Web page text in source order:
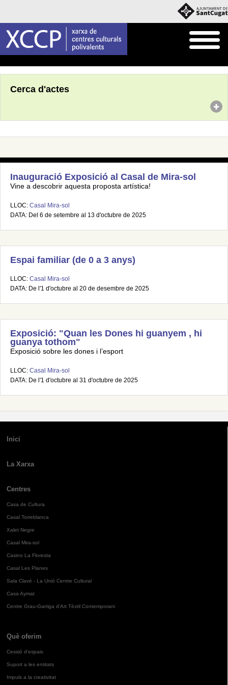
Cerca d'actes
Inauguració Exposició al Casal de Mira-sol
Vine a descobrir aquesta proposta artística!
LLOC: Casal Mira-sol
DATA: Del 6 de setembre al 13 d'octubre de 2025
Espai familiar (de 0 a 3 anys)
LLOC: Casal Mira-sol
DATA: De l'1 d'octubre al 20 de desembre de 2025
Exposició: "Quan les Dones hi guanyem , hi
guanya tothom"
Exposició sobre les dones i l’esport
LLOC: Casal Mira-sol
DATA: De l'1 d'octubre al 31 d'octubre de 2025
Inici
La Xarxa
Centres
Casa de Cultura
Casal Torreblanca
Xalet Negre
Casal Mira-sol
Casino La Floresta
Casal Les Planes
Sala Clavé - La Unió Centre Cultural
Casa Aymat
Centre Grau-Garriga d'Art Tèxtil Contemporani
Què oferim
Cessió d'espais
Suport a les entitats
Impuls a la creativitat